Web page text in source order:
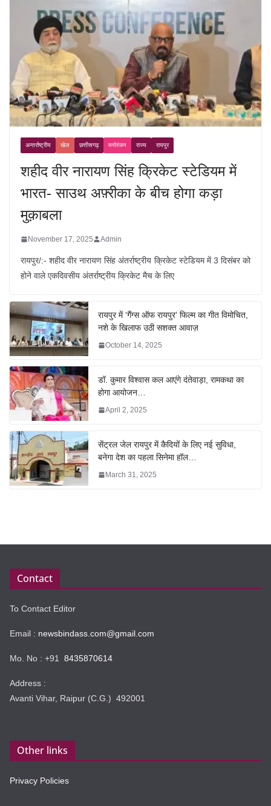
अन्तर्राष्ट्रीय खेल छत्तीसगढ़ मनोरंजन राज्य रायपुर
शहीद वीर नारायण सिंह क्रिकेट स्टेडियम में
भारत- साउथ अफ़्रीका के बीच होगा कड़ा
मुक़ाबला
November 17, 2025 Admin
रायपुर/:- शहीद वीर नारायण सिंह अंतर्राष्ट्रीय क्रिकेट स्टेडियम में 3 दिसंबर को
होने वाले एकदिवसीय अंतर्राष्ट्रीय क्रिकेट मैच के लिए
रायपुर में ‘गैंग्स ऑफ रायपुर’ फिल्म का गीत विमोचित,
नशे के खिलाफ उठी सशक्त आवाज़
October 14, 2025
डॉ. कुमार विश्वास कल आएंगे दंतेवाड़ा, रामकथा का
होगा आयोजन…
April 2, 2025
सेंट्रल जेल रायपुर में कैदियों के लिए नई सुविधा,
बनेगा देश का पहला सिनेमा हॉल…
March 31, 2025
Contact
To Contact Editor
Email : newsbindass.com@gmail.com
Mo. No : +91 8435870614
Address :
Avanti Vihar, Raipur (C.G.) 492001
Other links
Privacy Policies